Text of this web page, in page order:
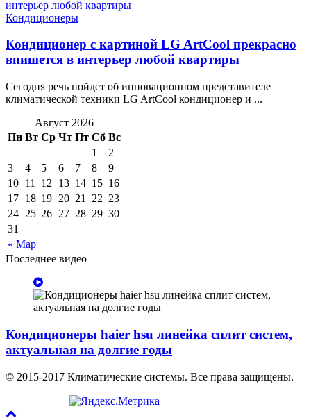
Кондиционеры
Кондиционер с картиной LG ArtCool прекрасно
впишется в интерьер любой квартиры
Сегодня речь пойдет об инновационном представителе
климатической техники LG ArtCool кондиционер и ...
Август 2026
Пн Вт Ср Чт Пт Сб Вс
« Мар
1
2
3
4 5 6 7 8
9
10 11 12 13 14 15 16
17 18 19 20 21 22 23
24 25 26 27 28 29 30
31
Последнее видео
Кондиционеры haier hsu линейка сплит систем,
актуальная на долгие годы
© 2015-2017 Климатические системы. Все права защищены.